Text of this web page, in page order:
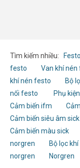
Tìm kiếm nhiều:
festo
Van khí nén
khí nén festo
Bộ
nối festo
Phụ
Cảm biến ifm
Cảm biến siêu âm sick
Cảm biến màu sick
norgren
Bộ lọc
norgren
Norgren